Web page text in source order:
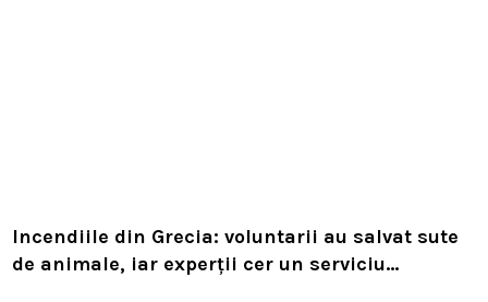
Incendiile din Grecia: voluntarii au salvat sute
de animale, iar experții cer un serviciu